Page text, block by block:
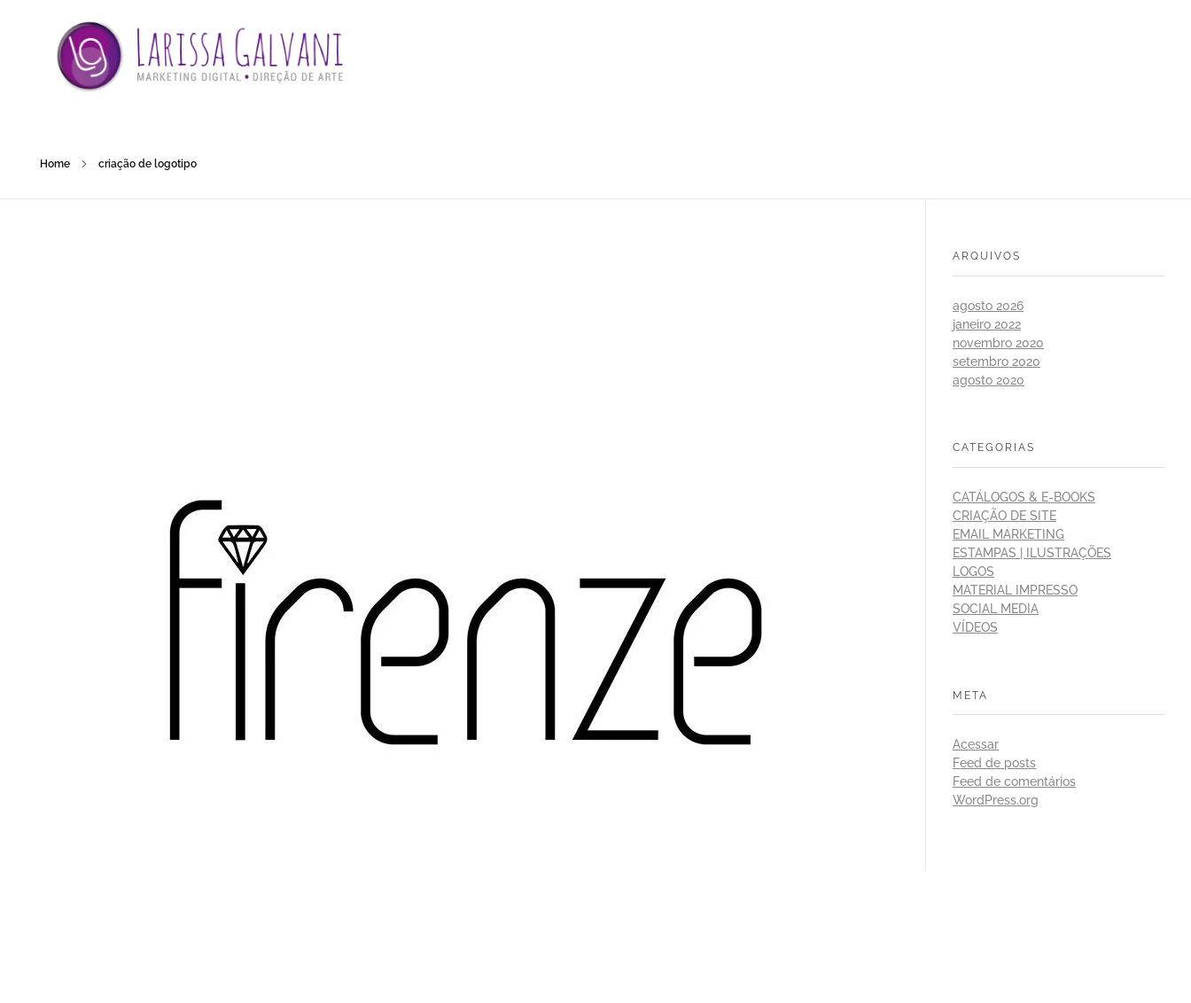
Home criação de logotipo
ARQUIVOS
agosto 2026
janeiro 2022
novembro 2020
setembro 2020
agosto 2020
CATEGORIAS
CATÁLOGOS & E-BOOKS
CRIAÇÃO DE SITE
EMAIL MARKETING
ESTAMPAS | ILUSTRAÇÕES
LOGOS
MATERIAL IMPRESSO
SOCIAL MEDIA
VÍDEOS
META
Acessar
Feed de posts
Feed de comentários
WordPress.org